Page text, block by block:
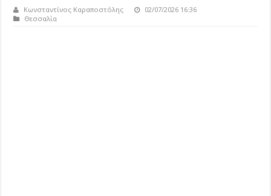
Κωνσταντίνος Καραποστόλης
02/07/2026 16:36
Θεσσαλία